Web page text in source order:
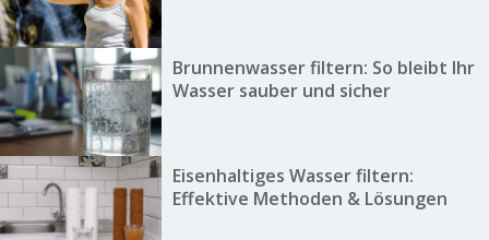
Brunnenwasser filtern: So bleibt Ihr
Wasser sauber und sicher
Eisenhaltiges Wasser filtern:
Effektive Methoden & Lösungen